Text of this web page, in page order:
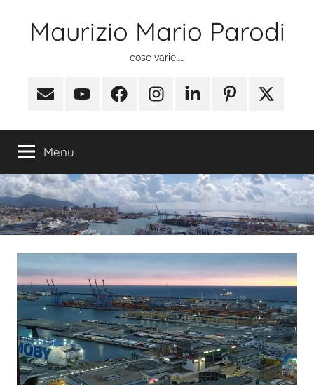
Maurizio Mario Parodi
cose varie……
Email YoutubeFacebookInstagramLinkedinPinterest
X
Twitter)
Menu